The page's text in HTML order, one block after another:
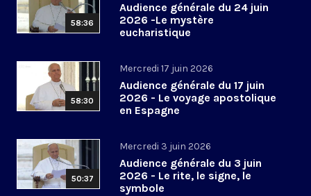
58:36
Audience générale du 24 juin
2026 -Le mystère
eucharistique
58:30
Mercredi 17 juin 2026
Audience générale du 17 juin
2026 - Le voyage apostolique
en Espagne
50:37
Mercredi 3 juin 2026
Audience générale du 3 juin
2026 - Le rite, le signe, le
symbole